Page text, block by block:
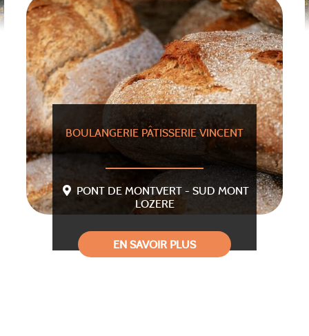
BOULANGERIE PÂTISSERIE VINCENT
PONT DE MONTVERT - SUD MONT
LOZERE
EN SAVOIR PLUS